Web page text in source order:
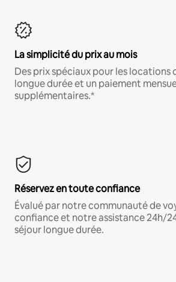
La simplicité du prix au mois
Des prix spéciaux pour les locations
longue durée et un paiement
supplémentaires.*
Réservez en toute confiance
Évalué par notre communauté de
confiance et notre assistance 24h/
séjour longue durée.